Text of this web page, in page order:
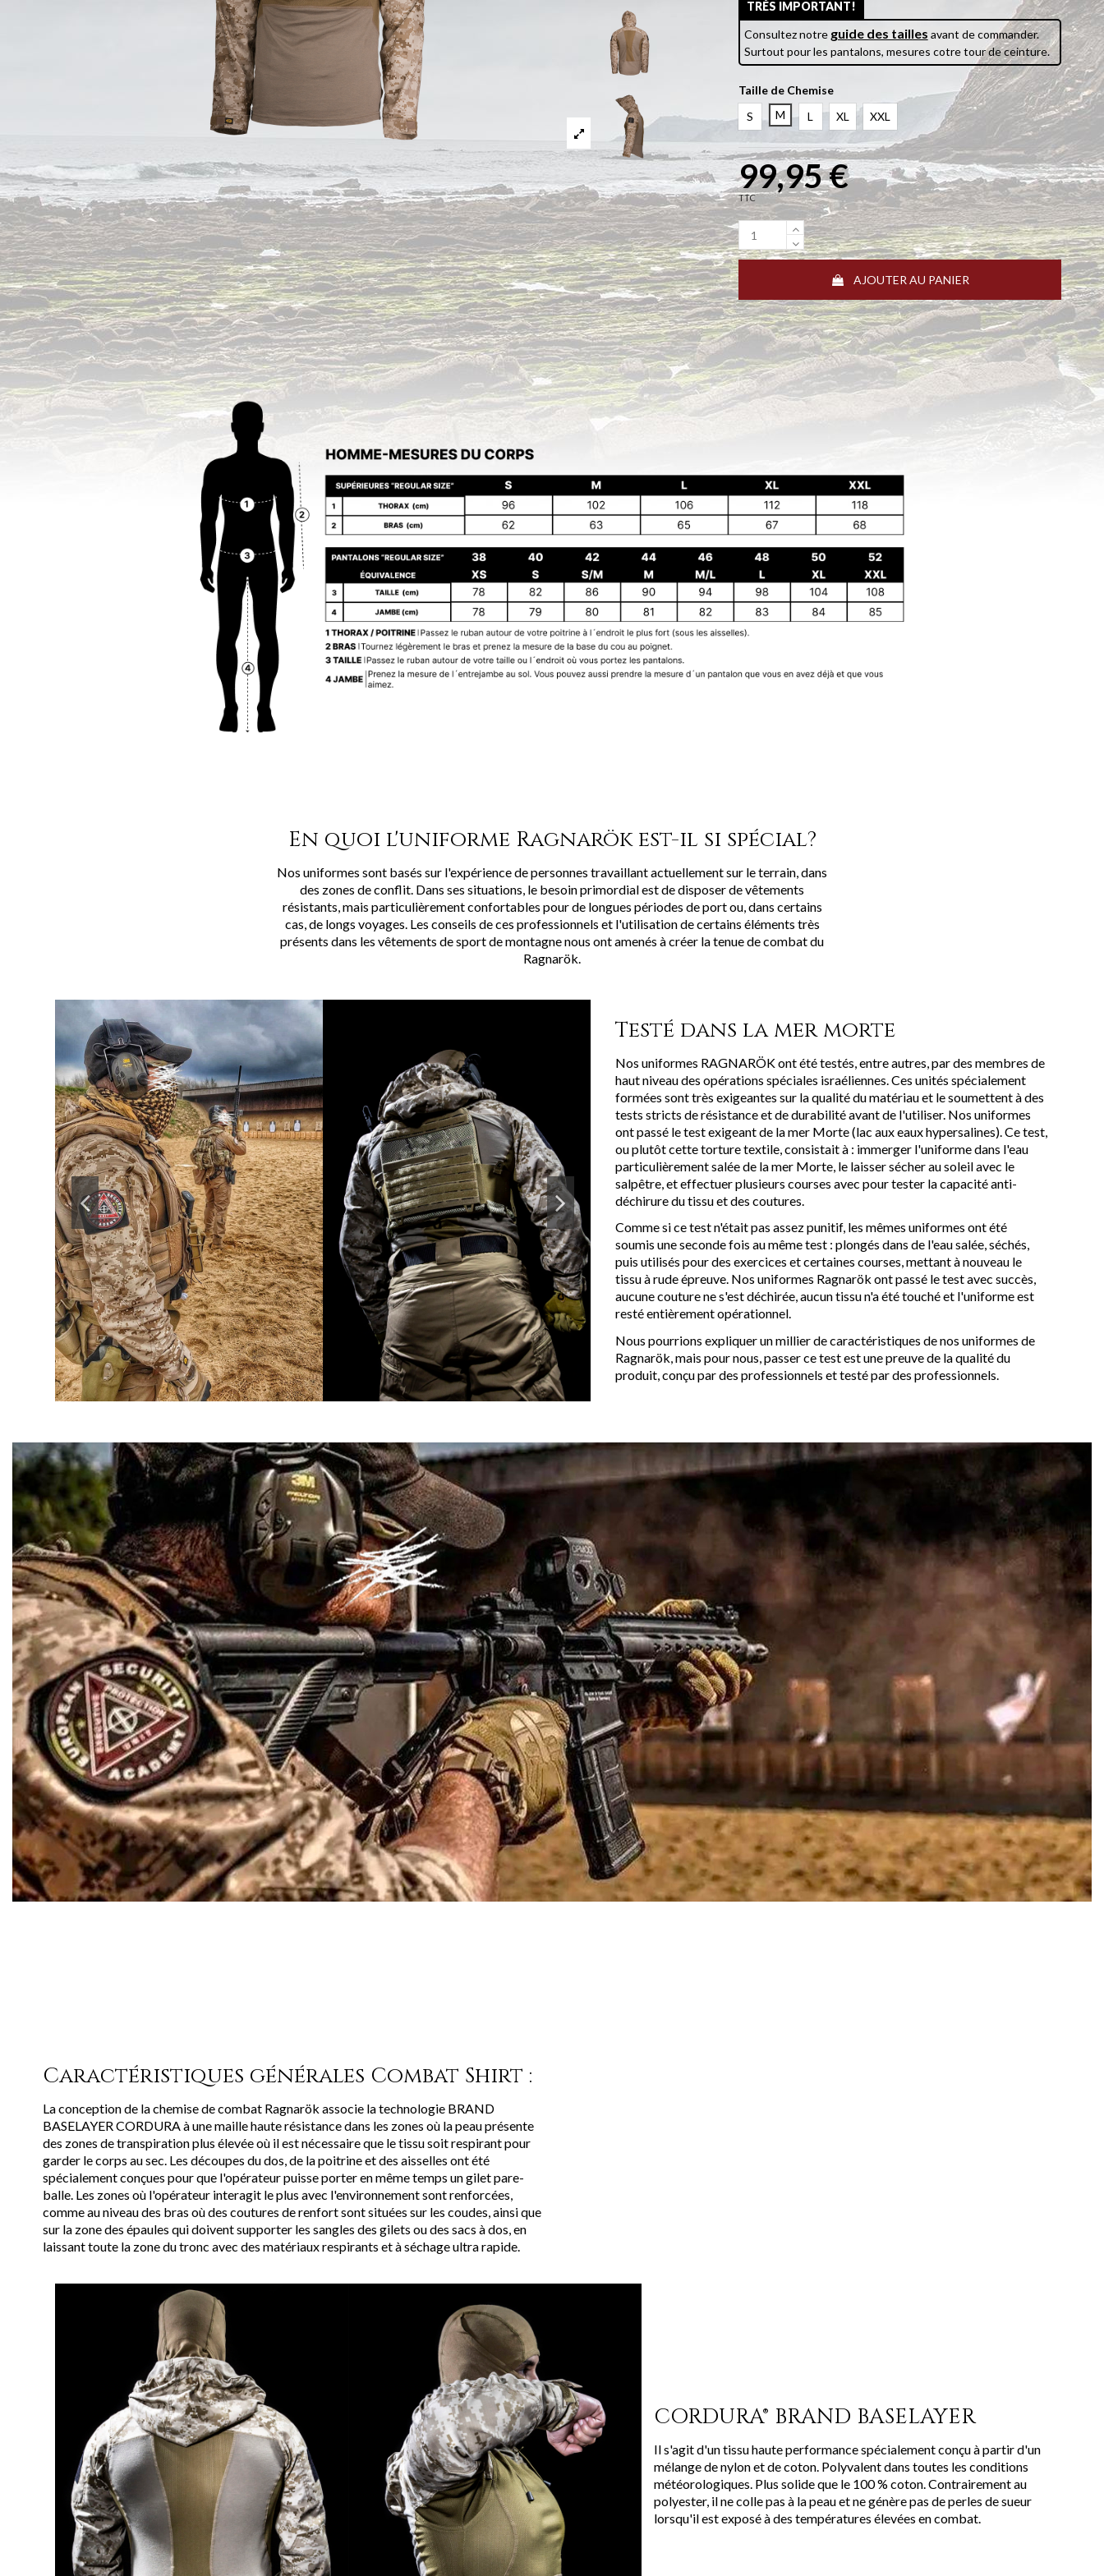
TRÉS IMPORTANT!
Consultez notre guide des tailles avant de commander.
Surtout pour les pantalons, mesures cotre tour de ceinture.
Taille de Chemise
S
M L XL XXL
99,95 €
TTC
AJOUTER AU PANIER
En quoi l'uniforme Ragnarök est-il si spécial?
Nos uniformes sont basés sur l'expérience de personnes travaillant actuellement sur le terrain, dans
des zones de conflit. Dans ses situations, le besoin primordial est de disposer de vêtements
résistants, mais particulièrement confortables pour de longues périodes de port ou, dans certains
cas, de longs voyages. Les conseils de ces professionnels et l'utilisation de certains éléments très
présents dans les vêtements de sport de montagne nous ont amenés à créer la tenue de combat du
Ragnarök.
Testé dans la mer morte
Nos uniformes RAGNARÖK ont été testés, entre autres, par des membres de
haut niveau des opérations spéciales israéliennes. Ces unités spécialement
formées sont très exigeantes sur la qualité du matériau et le soumettent à des
tests stricts de résistance et de durabilité avant de l'utiliser. Nos uniformes
ont passé le test exigeant de la mer Morte (lac aux eaux hypersalines). Ce test,
ou plutôt cette torture textile, consistait à : immerger l'uniforme dans l'eau
particulièrement salée de la mer Morte, le laisser sécher au soleil avec le
salpêtre, et effectuer plusieurs courses avec pour tester la capacité anti-
déchirure du tissu et des coutures.
Comme si ce test n'était pas assez punitif, les mêmes uniformes ont été
soumis une seconde fois au même test : plongés dans de l'eau salée, séchés,
puis utilisés pour des exercices et certaines courses, mettant à nouveau le
tissu à rude épreuve. Nos uniformes Ragnarök ont passé le test avec succès,
aucune couture ne s'est déchirée, aucun tissu n'a été touché et l'uniforme est
resté entièrement opérationnel.
Nous pourrions expliquer un millier de caractéristiques de nos uniformes de
Ragnarök, mais pour nous, passer ce test est une preuve de la qualité du
produit, conçu par des professionnels et testé par des professionnels.
Caractéristiques générales Combat Shirt :
La conception de la chemise de combat Ragnarök associe la technologie BRAND
BASELAYER CORDURA à une maille haute résistance dans les zones où la peau présente
des zones de transpiration plus élevée où il est nécessaire que le tissu soit respirant pour
garder le corps au sec. Les découpes du dos, de la poitrine et des aisselles ont été
spécialement conçues pour que l'opérateur puisse porter en même temps un gilet pare-
balle. Les zones où l'opérateur interagit le plus avec l'environnement sont renforcées,
comme au niveau des bras où des coutures de renfort sont situées sur les coudes, ainsi que
sur la zone des épaules qui doivent supporter les sangles des gilets ou des sacs à dos, en
laissant toute la zone du tronc avec des matériaux respirants et à séchage ultra rapide.
CORDURA® BRAND BASELAYER
Il s'agit d'un tissu haute performance spécialement conçu à partir d'un
mélange de nylon et de coton. Polyvalent dans toutes les conditions
météorologiques. Plus solide que le 100 % coton. Contrairement au
polyester, il ne colle pas à la peau et ne génère pas de perles de sueur
lorsqu'il est exposé à des températures élevées en combat.